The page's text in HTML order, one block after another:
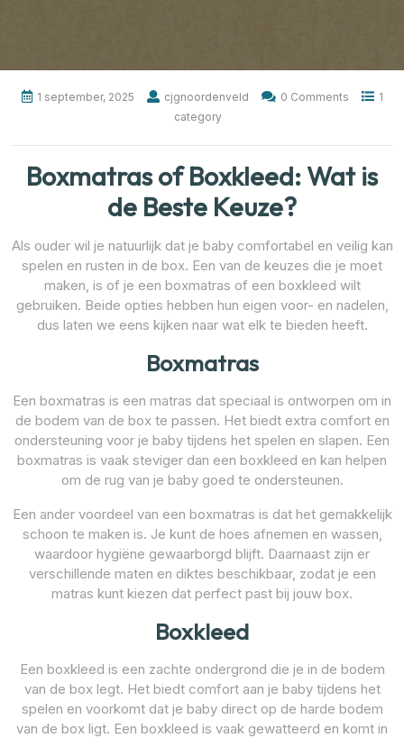
1 september, 2025 cjgnoordenveld 0 Comments
1
category
Boxmatras of Boxkleed: Wat is
de Beste Keuze?
Als ouder wil je natuurlijk dat je baby comfortabel en veilig kan
spelen en rusten in de box. Een van de keuzes die je moet
maken, is of je een boxmatras of een boxkleed wilt
gebruiken. Beide opties hebben hun eigen voor- en nadelen,
dus laten we eens kijken naar wat elk te bieden heeft.
Boxmatras
Een boxmatras is een matras dat speciaal is ontworpen om in
de bodem van de box te passen. Het biedt extra comfort en
ondersteuning voor je baby tijdens het spelen en slapen. Een
boxmatras is vaak steviger dan een boxkleed en kan helpen
om de rug van je baby goed te ondersteunen.
Een ander voordeel van een boxmatras is dat het gemakkelijk
schoon te maken is. Je kunt de hoes afnemen en wassen,
waardoor hygiëne gewaarborgd blijft. Daarnaast zijn er
verschillende maten en diktes beschikbaar, zodat je een
matras kunt kiezen dat perfect past bij jouw box.
Boxkleed
Een boxkleed is een zachte ondergrond die je in de bodem
van de box legt. Het biedt comfort aan je baby tijdens het
spelen en voorkomt dat je baby direct op de harde bodem
van de box ligt. Een boxkleed is vaak gewatteerd en komt in